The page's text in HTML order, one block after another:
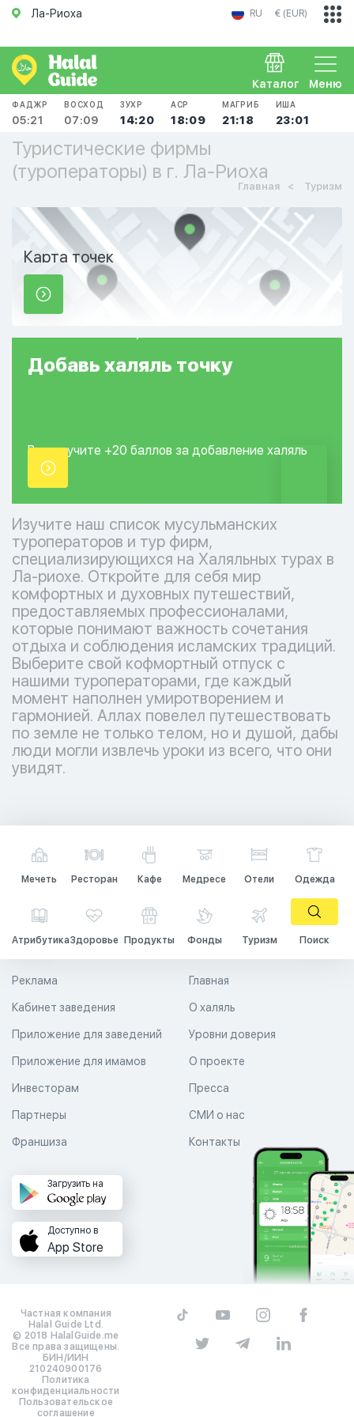
Ла-Риоха RU € (EUR)
Меню
Каталог
ФАДЖР
05:21
ВОСХОД
07:09
ЗУХР
14:20
АСР
18:09
МАГРИБ
21:18
ИША
23:01
Туристические фирмы
(туроператоры) в г. Ла-Риоха
Главная Туризм
Карта точек
Добавь халяль точку
Вы получите +20 баллов за добавление халяль
точки.
Изучите наш список мусульманских
туроператоров и тур фирм,
специализирующихся на Халяльных турах в
Ла-риохе. Откройте для себя мир
комфортных и духовных путешествий,
предоставляемых профессионалами,
которые понимают важность сочетания
отдыха и соблюдения исламских традиций.
Выберите свой кофмортный отпуск с
нашими туроператорами, где каждый
момент наполнен умиротворением и
гармонией. Аллах повелел путешествовать
по земле не только телом, но и душой, дабы
люди могли извлечь уроки из всего, что они
увидят.
Мечеть Ресторан Кафе Медресе Отели Одежда
АтрибутикаЗдоровье Продукты Фонды Туризм Поиск
Главная
О халяль
Уровни доверия
Реклама
Кабинет заведения
Приложение для заведений
Приложение для имамов О проекте
Пресса
СМИ о нас
Контакты
Инвесторам
Партнеры
Франшиза
Загрузить на
Доступно в
App Store
Частная компания
Halal Guide Ltd.
© 2018 HalalGuide.me
Все права защищены.
БИН/ИИН
210240900176
Политика
конфиденциальности
Пользовательское
соглашение